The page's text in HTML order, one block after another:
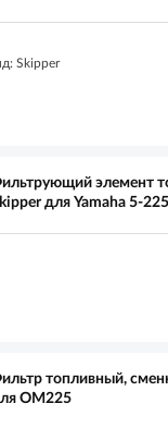
Skipper
элемент
для Yamaha 5-
топливный,
OM225